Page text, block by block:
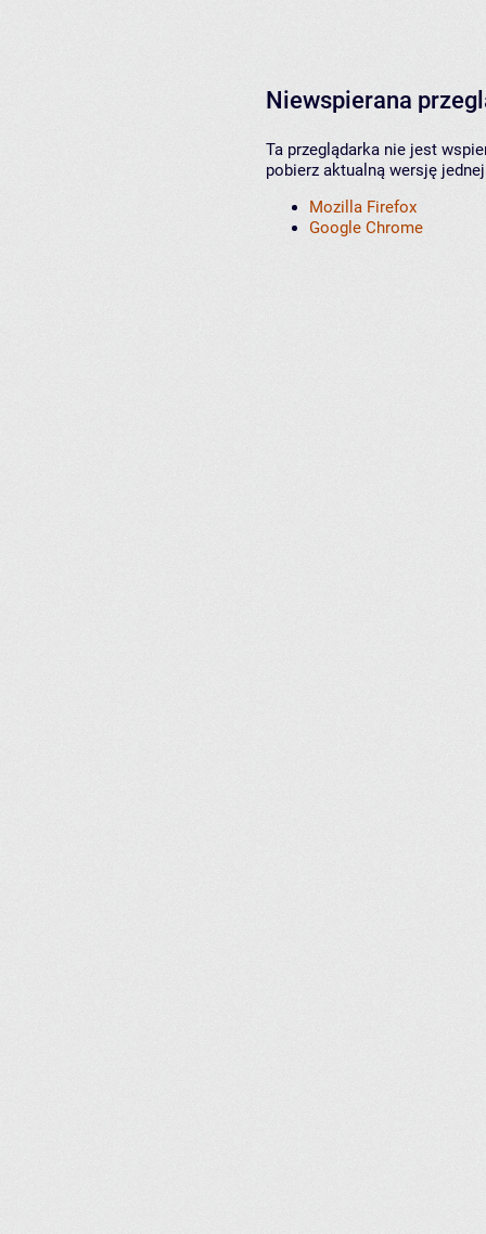
Niewspierana
Ta przeglądarka nie jest
pobierz aktualną wersję
Mozilla Firefox
Google Chrome